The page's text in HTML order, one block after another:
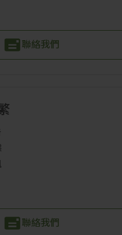
聯絡我們
聯絡我們